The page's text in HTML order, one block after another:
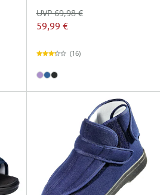
59,99 €
UVP 69,98 €
(16)